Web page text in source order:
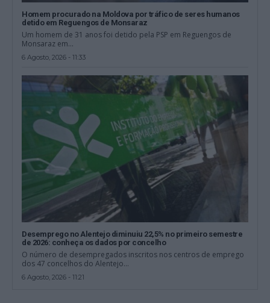
Homem procurado na Moldova por tráfico de seres humanos
detido em Reguengos de Monsaraz
Um homem de 31 anos foi detido pela PSP em Reguengos de
Monsaraz em...
6 Agosto, 2026 - 11:33
Desemprego no Alentejo diminuiu 22,5% no primeiro semestre
de 2026: conheça os dados por concelho
O número de desempregados inscritos nos centros de emprego
dos 47 concelhos do Alentejo...
6 Agosto, 2026 - 11:21